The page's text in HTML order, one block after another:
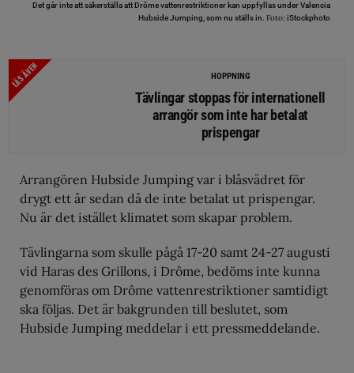
Det går inte att säkerställa att Drôme vattenrestriktioner kan uppfyllas under Valencia
Hubside Jumping, som nu ställs in. Foto: iStockphoto
LÄS ÄVEN HOPPNING
Tävlingar stoppas för internationell
arrangör som inte har betalat
prispengar
Arrangören Hubside Jumping var i blåsvädret för
drygt ett år sedan då de inte betalat ut prispengar.
Nu är det istället klimatet som skapar problem.
Tävlingarna som skulle pågå 17-20 samt 24-27 augusti
vid Haras des Grillons, i Drôme, bedöms inte kunna
genomföras om Drôme vattenrestriktioner samtidigt
ska följas. Det är bakgrunden till beslutet, som
Hubside Jumping meddelar i ett pressmeddelande.